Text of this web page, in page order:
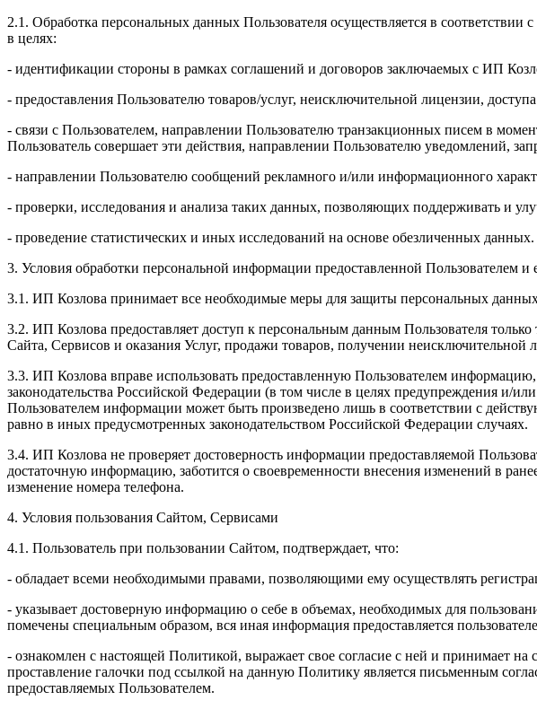
2.1. Обработка персональных данных Пользователя осуществляется в
в целях:
- идентификации стороны в рамках соглашений и договоров заключаемых с ИП
- предоставления Пользователю товаров/услуг, неисключительной лицензии,
- связи с Пользователем, направлении Пользователю транзакционных писем в
Пользователь совершает эти действия, направлении Пользователю уведомлений,
- направлении Пользователю сообщений рекламного и/или информационного
- проверки, исследования и анализа таких данных, позволяющих поддерживать и
- проведение статистических и иных исследований на основе обезличенных данных.
3. Условия обработки персональной информации предоставленной Пользователем и
3.1. ИП Козлова принимает все необходимые меры для защиты персональных
3.2. ИП Козлова предоставляет доступ к персональным данным Пользователя
Сайта, Сервисов и оказания Услуг, продажи товаров, получении неисключительной
3.3. ИП Козлова вправе использовать предоставленную Пользователем
законодательства Российской Федерации (в том числе в целях предупреждения и/
Пользователем информации может быть произведено лишь в соответствии с
равно в иных предусмотренных законодательством Российской Федерации случаях.
3.4. ИП Козлова не проверяет достоверность информации предоставляемой
достаточную информацию, заботится о своевременности внесения изменений в
изменение номера телефона.
4. Условия пользования Сайтом, Сервисами
4.1. Пользователь при пользовании Сайтом, подтверждает, что:
- обладает всеми необходимыми правами, позволяющими ему осуществлять
- указывает достоверную информацию о себе в объемах, необходимых для
помечены специальным образом, вся иная информация предоставляется
- ознакомлен с настоящей Политикой, выражает свое согласие с ней и принимает
проставление галочки под ссылкой на данную Политику является письменным
предоставляемых Пользователем.